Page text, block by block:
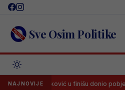
Skip
content Sve Osim Politike
NAJNOVIJE
Husković u finišu donio pobjedu